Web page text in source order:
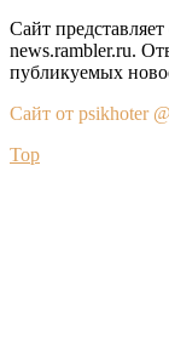
Сайт
news.rambler.ru.
публикуемых
Сайт от psikhoter
Top